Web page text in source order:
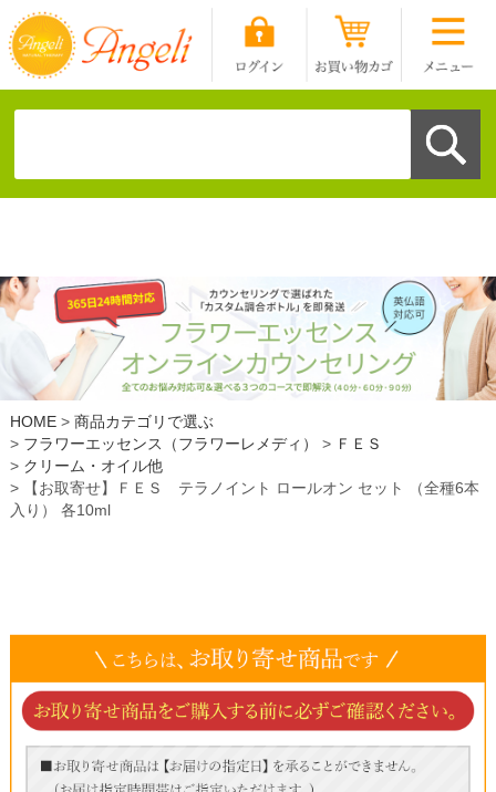
HOME
商品カテゴリで選ぶ
フラワーエッセンス（フラワーレメディ）
ＦＥＳ
クリーム・オイル他
【お取寄せ】ＦＥＳ テラノイント ロールオン セット （全種6本
入り） 各10ml